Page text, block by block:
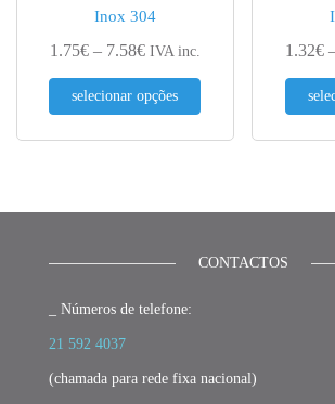
Inox 304
1.75€ – 7.58€Price range: 1.75€ through
IVA inc.
selecionar opções
This product has
1.32€
CONTACTOS
_ Números de telefone:
21 592 4037
(chamada para rede fixa nacional)